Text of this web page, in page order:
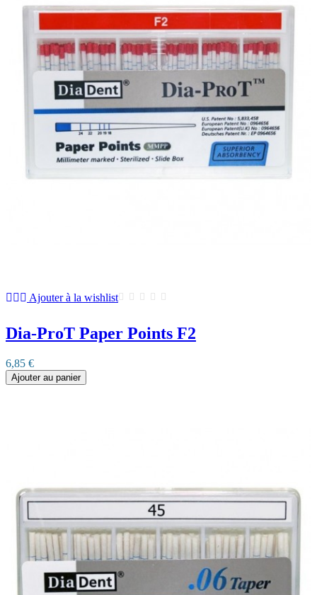
Ajouter à la wishlist
Dia-ProT Paper Points F2
6,85 €
Ajouter au panier